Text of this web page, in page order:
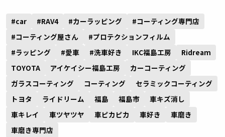
#car #RAV4 #カーラッピング
#コーティング専門店
#コーティング屋さん
#プロテクションフィルム
#ラッピング
#愛車 #洗車好き IKC福島工房
Ridream
TOYOTA
アイケイシー福島工房
カーコーティング
ガラスコーティング
コーティング
セラミックコーティング
トヨタ
ライドリーム 福島 福島市
車キズ消し
車キレイ
車ツヤツヤ 車ピカピカ 車好き
車磨き
車磨き専門店